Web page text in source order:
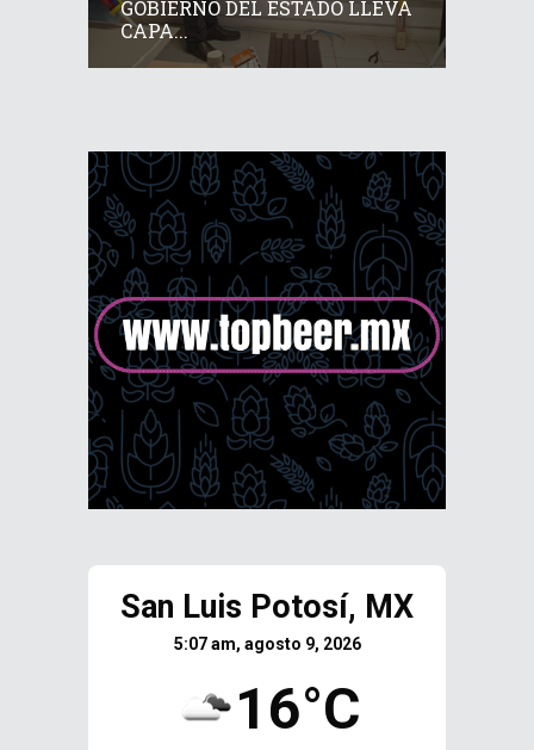
GOBIERNO DEL ESTADO LLEVA
CAPA...
San Luis Potosí, MX
5:07 am, agosto 9, 2026
16°C